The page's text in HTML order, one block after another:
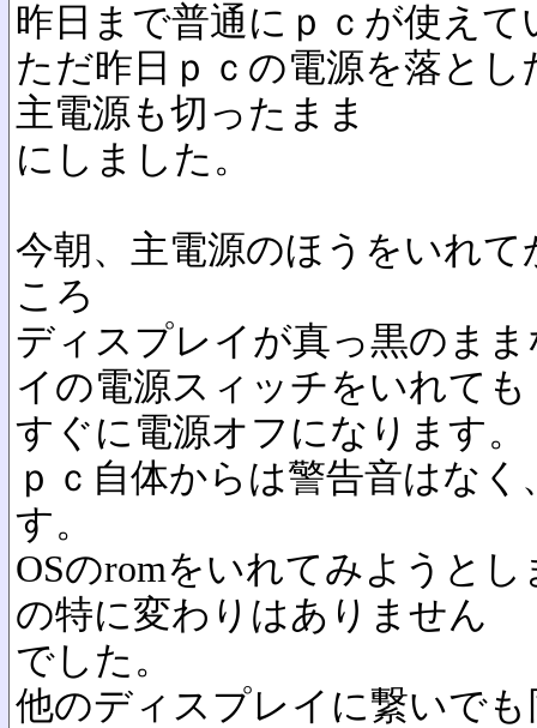
昨日まで普通にｐｃが使えて
ただ昨日ｐｃの電源を落と
主電源も切ったまま
にしました。
今朝、主電源のほうをいれ
ころ
ディスプレイが真っ黒のま
イの電源スィッチをいれても
すぐに電源オフになります。
ｐｃ自体からは警告音はな
す。
OSのromをいれてみようと
の特に変わりはありません
でした。
他のディスプレイに繋いで